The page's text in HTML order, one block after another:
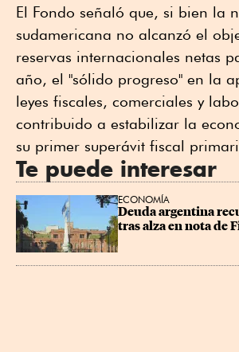
El Fondo señaló que, si bien la
sudamericana no alcanzó el
reservas internacionales netas
año, el "sólido progreso" en la
leyes fiscales, comerciales y
contribuido a estabilizar la
⁠su primer superávit fiscal
Te puede interesar
ECONOMÍA
Deuda argentina
tras alza en nota de